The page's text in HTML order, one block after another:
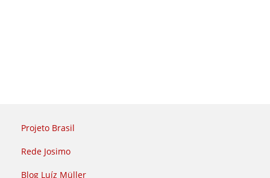
Projeto Brasil
Rede Josimo
Blog Luíz Müller